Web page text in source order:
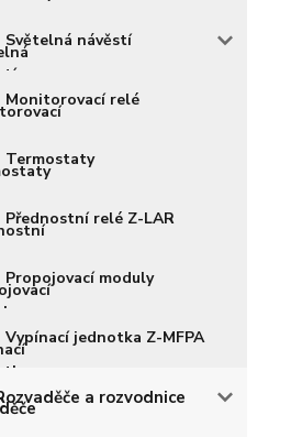
Světelná návěstí
Monitorovací relé
Termostaty
Přednostní relé Z-LAR
Propojovací moduly
Vypínací jednotka Z-MFPA
a rozvodnice